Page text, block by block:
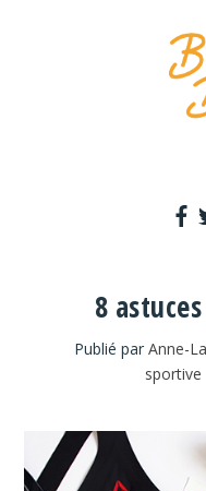
8
Publié par Anne-
sportive